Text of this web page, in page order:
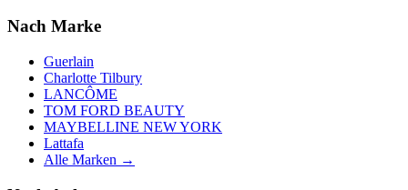
Nach Marke
Guerlain
Charlotte Tilbury
LANCÔME
TOM FORD BEAUTY
MAYBELLINE NEW YORK
Lattafa
Alle Marken →